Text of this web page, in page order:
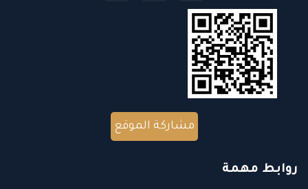
مشاركة الموقع
روابط مهمة